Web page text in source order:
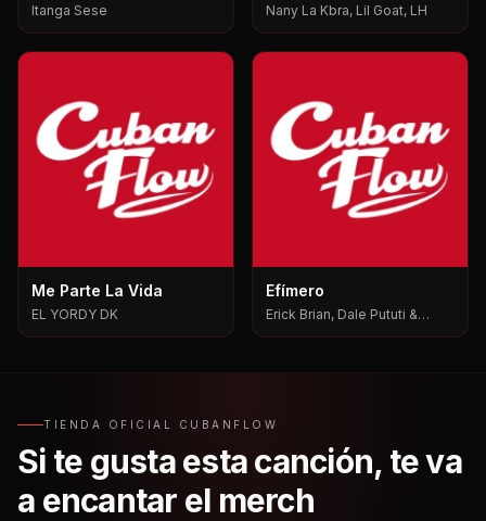
Itanga Sese Nany La Kbra, Lil Goat, LH
Me Parte La Vida
EL YORDY DK
Efímero
Erick Brian, Dale Pututi &
TIENDA OFICIAL CUBANFLOW
Si te gusta esta canción, te va
a encantar el merch